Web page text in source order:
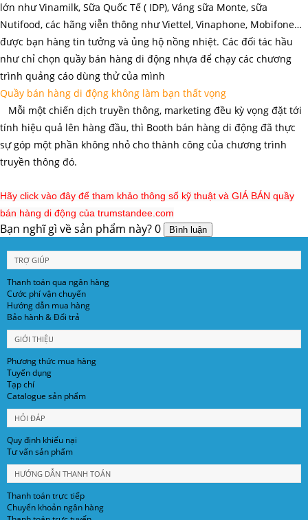
lớn như Vinamilk, Sữa Quốc Tế ( IDP), Váng sữa Monte, sữa
Nutifood, các hãng viễn thông như Viettel, Vinaphone, Mobifone…
được bạn hàng tin tưởng và ủng hộ nồng nhiệt. Các đối tác hầu
như chỉ chọn quầy bán hàng di động nhựa để chạy các chương
trình quảng cáo dùng thử của mình
Quầy bán hàng di động không làm bạn thất vọng
Mỗi một chiến dịch truyền thông, marketing đều kỳ vọng đặt tới
tính hiệu quả lên hàng đầu, thì Booth bán hàng di động đã thực
sự góp một phần không nhỏ cho thành công của chương trình
truyền thông đó.
Hãy click vào đây để tham khảo thông số kỹ thuật và GIÁ BÁN quầy
bán hàng di động của trumstandee.com
Bạn nghĩ gì về sản phẩm này?0
TRỢ GIÚP
Thanh toán qua ngân hàng
Cước phí vận chuyển
Hướng dẫn mua hàng
Bảo hành & Đổi trả
GIỚI THIỆU
Phương thức mua hàng
Tuyển dụng
Tạp chí
Catalogue sản phẩm
HỎI ĐÁP
Quy định khiếu nại
Tư vấn sản phẩm
HƯỚNG DẪN THANH TOÁN
Thanh toán trực tiếp
Chuyển khoản ngân hàng